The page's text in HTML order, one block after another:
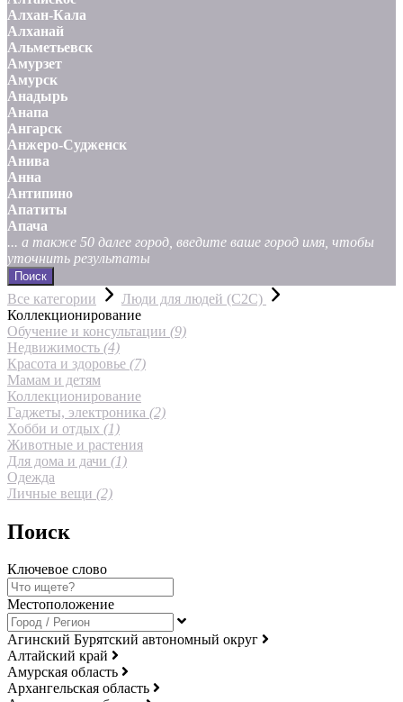
Алхан-Кала
Алханай
Альметьевск
Амурзет
Амурск
Анадырь
Анапа
Ангарск
Анжеро-Судженск
Анива
Анна
Антипино
Апатиты
Апача
... а также 50 далее город, введите ваше город имя, чтобы
уточнить результаты
Поиск
Все категории
Люди для людей (С2С)
Коллекционирование
Обучение и консультации (9)
Недвижимость (4)
Красота и здоровье (7)
Мамам и детям
Коллекционирование
Гаджеты, электроника (2)
Хобби и отдых (1)
Животные и растения
Для дома и дачи (1)
Одежда
Личные вещи (2)
Поиск
Ключевое слово
Местоположение
Агинский Бурятский автономный округ
Алтайский край
Амурская область
Архангельская область